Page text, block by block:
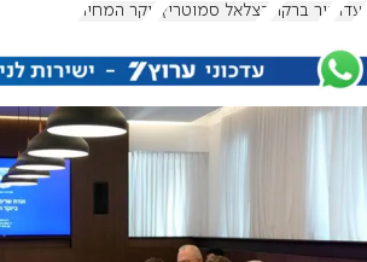
ועדה ניר ברקת בצלאל סמוטריץ' יוקר המחיה